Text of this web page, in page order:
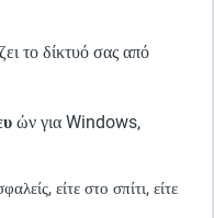
το δίκτυό σας από
ών για Windows,
είτε στο σπίτι, είτε